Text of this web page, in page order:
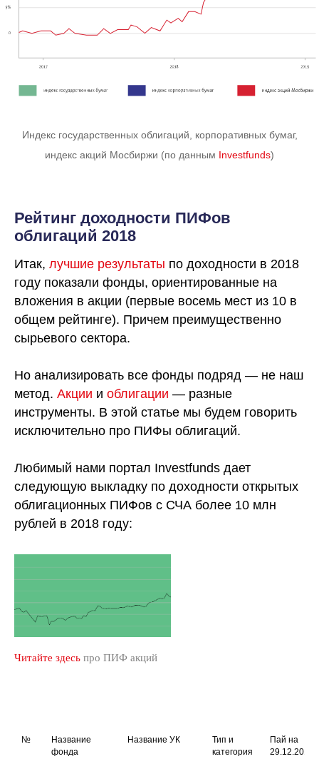
Индекс государственных облигаций, корпоративных бумаг,
индекс акций Мосбиржи (по данным Investfunds)
Рейтинг доходности ПИФов
облигаций 2018
Итак, лучшие результаты по доходности в 2018
году показали фонды, ориентированные на
вложения в акции (первые восемь мест из 10 в
общем рейтинге). Причем преимущественно
сырьевого сектора.
Но анализировать все фонды подряд — не наш
метод. Акции и облигации — разные
инструменты. В этой статье мы будем говорить
исключительно про ПИФы облигаций.
Любимый нами портал Investfunds дает
следующую выкладку по доходности открытых
облигационных ПИФов с СЧА более 10 млн
рублей в 2018 году:
Читайте здесь про ПИФ акций
№
Название
фонда
Название УК
Тип и
категория
Пай на
29.12.2017